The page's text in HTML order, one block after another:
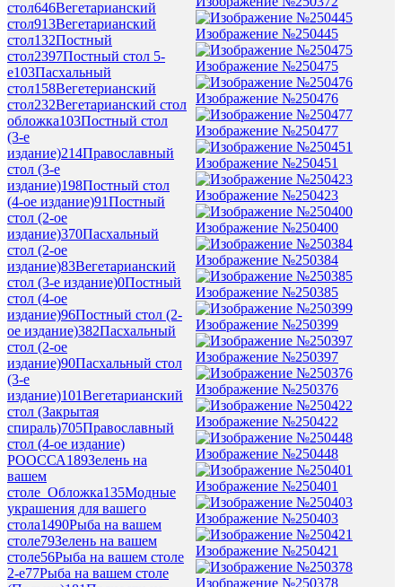
стол646Вегетарианский
стол913Вегетарианский
стол132Постный
стол2397Постный стол 5-
е103Пасхальный
стол158Вегетерианский
стол232Вегетарианский стол
обложка103Постный стол
(3-е
издание)214Православный
стол (3-е
издание)198Постный стол
(4-ое издание)91Постный
стол (2-ое
издание)370Пасхальный
стол (2-ое
издание)83Вегетарианский
стол (3-е издание)0Постный
стол (4-ое
издание)96Постный стол (2-
ое издание)382Пасхальный
стол (2-ое
издание)90Пасхальный стол
(3-е
издание)101Вегетарианский
стол (Закрытая
спираль)705Православный
стол (4-ое издание)
РООССА189Зелень на
вашем
столе_Обложка135Модные
украшения для вашего
стола1490Рыба на вашем
столе79Зелень на вашем
столе56Рыба на вашем столе
2-е77Рыба на вашем столе
Изображение №250445
Изображение №250475
Изображение №250476
Изображение №250477
Изображение №250451
Изображение №250423
Изображение №250400
Изображение №250384
Изображение №250385
Изображение №250399
Изображение №250397
Изображение №250376
Изображение №250422
Изображение №250448
Изображение №250401
Изображение №250403
Изображение №250421
Изображение №250378